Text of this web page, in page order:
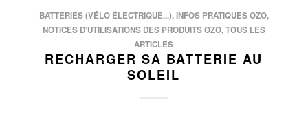
BATTERIES (VÉLO ÉLECTRIQUE...),INFOS PRATIQUES OZO,
NOTICES D’UTILISATIONS DES PRODUITS OZO,TOUS LES
ARTICLES
RECHARGER SA BATTERIE AU
SOLEIL